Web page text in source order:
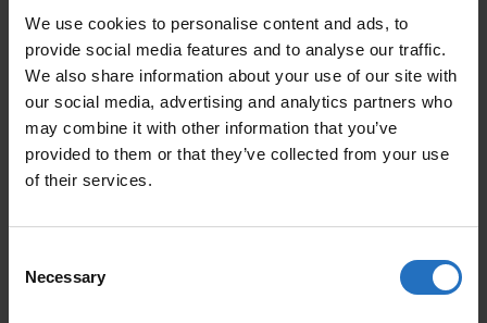
We use cookies to personalise content and ads, to
provide social media features and to analyse our traffic.
We also share information about your use of our site with
our social media, advertising and analytics partners who
may combine it with other information that you’ve
provided to them or that they’ve collected from your use
of their services.
Selection
Necessary
QUANTITÉ DE PURO
AJOUTER AU PANIER
ARTICLES APPRÉCIÉS